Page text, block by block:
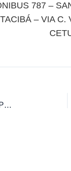
787 –
– VIA C.
ÔNIBUS 785 DUAS BOCAS / TERMINAL CAMPO GRANDE VIA ITACIBÁ/AV. EXPEDITO GARCIA